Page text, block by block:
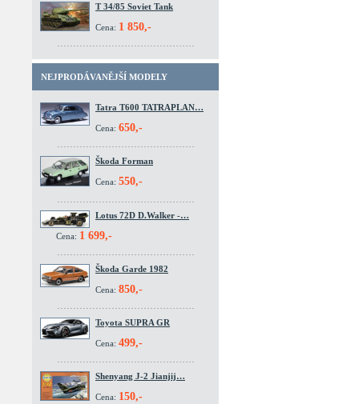
T 34/85 Soviet Tank
Cena: 1 850,-
NEJPRODÁVANĚJŠÍ MODELY
Tatra T600 TATRAPLAN…
Cena: 650,-
Škoda Forman
Cena: 550,-
Lotus 72D D.Walker -…
Cena: 1 699,-
Škoda Garde 1982
Cena: 850,-
Toyota SUPRA GR
Cena: 499,-
Shenyang J-2 Jianjij…
Cena: 150,-